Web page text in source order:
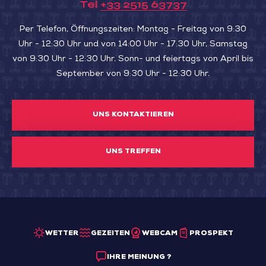
Tel +33 2515 63737
Per Telefon, Öffnungszeiten: Montag - Freitag von 9:30
Uhr - 12:30 Uhr und von 14:00 Uhr - 17:30 Uhr, Samstag
von 9:30 Uhr - 12:30 Uhr. Sonn- und feiertags von April bis
September von 9:30 Uhr - 12:30 Uhr.
UNS KONTAKTIEREN
UNS TREFFEN
WETTER GEZEITEN WEBCAM PROSPEKT
IHRE MEINUNG ?